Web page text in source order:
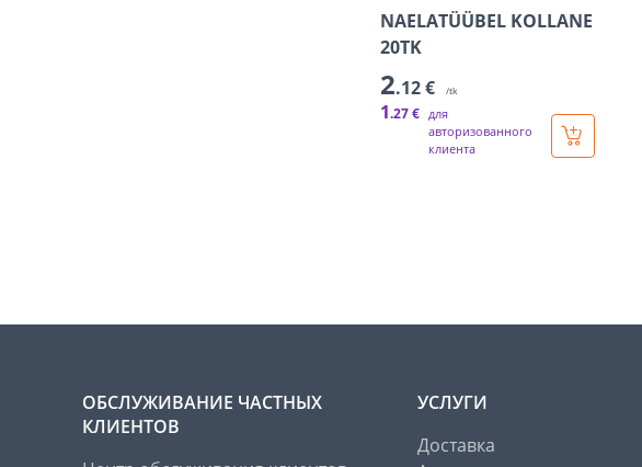
NAELATÜÜBEL KOLLANE
20TK
2.12 € /tk
1.27 € для
авторизованного
клиента
ОБСЛУЖИВАНИЕ ЧАСТНЫХ
КЛИЕНТОВ
УСЛУГИ
Доставка